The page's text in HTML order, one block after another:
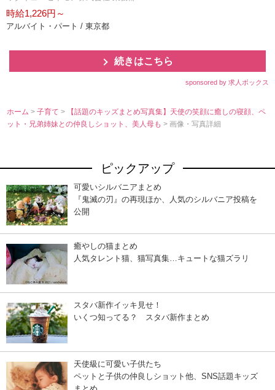
時給1,226円～
アルバイト・パート / 東京都
続きはこちら
sponsored by 求人ボックス
ホーム >子育て>
【話題のキッズまとめ写真集】天使の笑顔に癒しの寝顔、ペ
ット・兄弟姉妹との仲良しショット、美人母も> 画像・写真詳細
ピックアップ
可愛いシルバニアまとめ
『鬼滅の刃』の再現ほか、人気のシルバニア投稿を
公開
癒やしの猫まとめ
人気タレント猫、猫写真集…キュートな猫ズラリ
スタバ新作イッキ見せ！
いくつ知ってる？ スタバ新作まとめ
天使級に可愛い子供たち
ペットと子供の仲良しショット他、SNS話題キッズ